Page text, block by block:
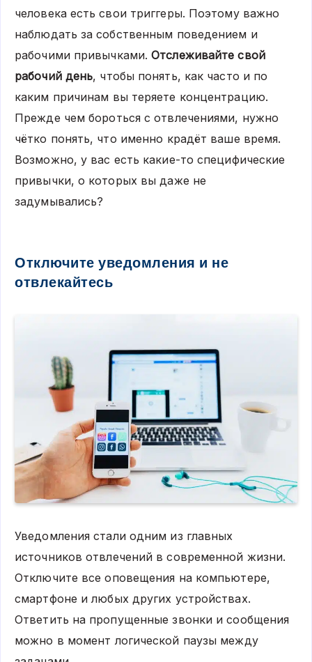
человека есть свои триггеры. Поэтому важно
наблюдать за собственным поведением и
рабочими привычками.Отслеживайте свой
рабочий день, чтобы понять, как часто и по
каким причинам вы теряете концентрацию.
Прежде чем бороться с отвлечениями, нужно
чётко понять, что именно крадёт ваше время.
Возможно, у вас есть какие-то специфические
привычки, о которых вы даже не
задумывались?
Отключите уведомления и не
отвлекайтесь
Уведомления стали одним из главных
источников отвлечений в современной жизни.
Отключите все оповещения на компьютере,
смартфоне и любых других устройствах.
Ответить на пропущенные звонки и сообщения
можно в момент логической паузы между